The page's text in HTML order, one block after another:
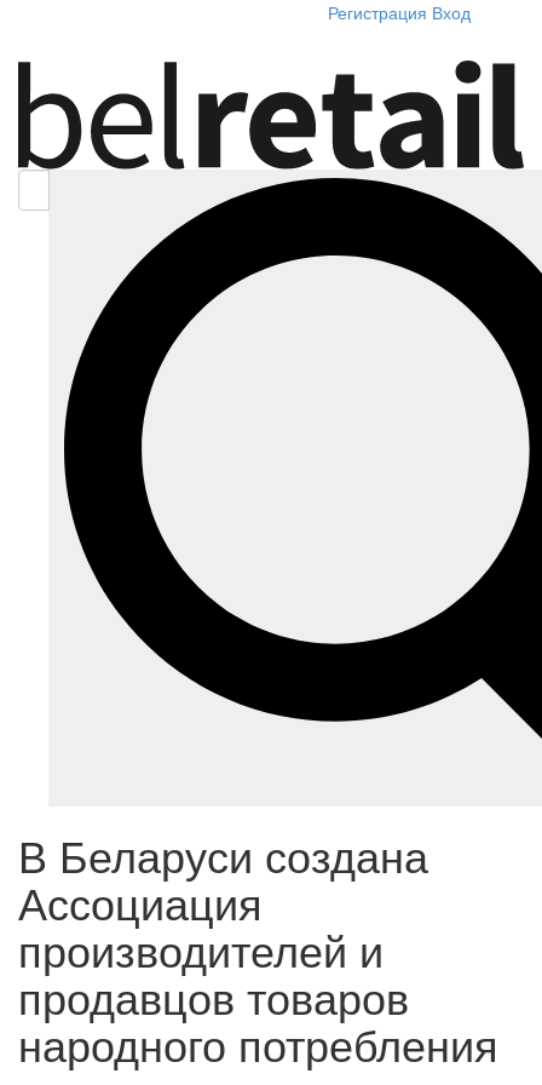
Регистрация Вход
В Беларуси создана
Ассоциация
производителей и
продавцов товаров
народного потребления